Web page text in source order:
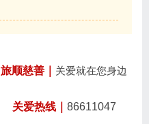
旅顺慈善｜ 关爱就在您身边
关爱热线｜ 86611047